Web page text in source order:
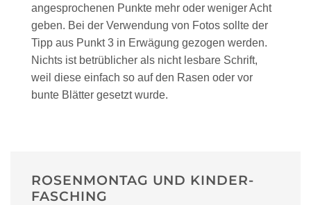
angesprochenen Punkte mehr oder weniger Acht
geben. Bei der Verwendung von Fotos sollte der
Tipp aus Punkt 3 in Erwägung gezogen werden.
Nichts ist betrüblicher als nicht lesbare Schrift,
weil diese einfach so auf den Rasen oder vor
bunte Blätter gesetzt wurde.
ROSENMONTAG UND KINDER-
FASCHING